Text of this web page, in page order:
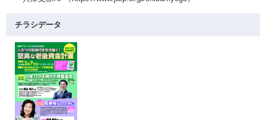
チラシデータ